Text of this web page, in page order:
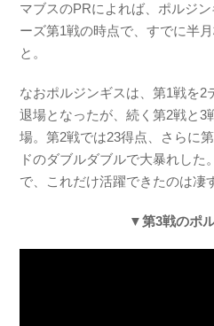
マブスのPRによれば、ポルジ
ーズ第1戦の時点で、すでに半
と。
なおポルジンギスは、第1戦を2
退場となったが、続く第2戦と3
場。第2戦では23得点、さらに
ドのダブルダブルで大暴れし
で、これだけ活躍できたのは凄
▼第3戦のポ